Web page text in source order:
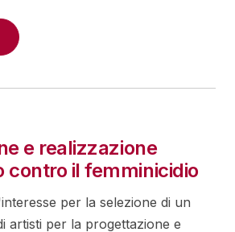
e realizzazione
contro il femminicidio
per la selezione di un
artisti per la progettazione e